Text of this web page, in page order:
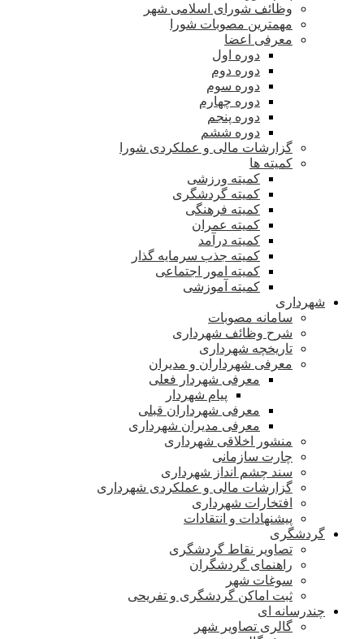
وظائف شورای اسلامی شهر
مهمترین مصوبات شورا
معرفی اعضا
دوره اول
دوره دوم
دوره سوم
دوره چهارم
دوره پنجم
دوره ششم
گزارشات مالی و عملکردی شورا
کمیته ها
کمیته ورزشی
کمیته گردشگری
کمیته فرهنگی
کمیته عمران
کمیته درآمد
کمیته جذب سرمایه گذار
کمیته امور اجتماعی
کمیته آموزشی
شهرداری
سامانه مصوبات
شرح وظائف شهرداری
تاریخچه شهرداری
معرفی شهرداران و مدیران
معرفی شهردار فعلی
پیام شهردار
معرفی شهرداران قبلی
معرفی مدیران شهرداری
منشور اخلاقی شهرداری
چارت سازمانی
سند چشم انداز شهرداری
گزارشات مالی و عملکردی شهرداری
افتخارات شهرداری
پیشنهادات و انتقادات
گردشگری
تصاویر نقاط گردشگری
راهنمای گردشگران
سوغات شهر
ثبت اماکن گردشگری و تفریحی
چندرسانه ای
گالری تصاویر شهر